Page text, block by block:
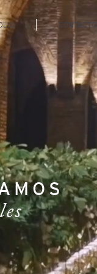
CONTACTO